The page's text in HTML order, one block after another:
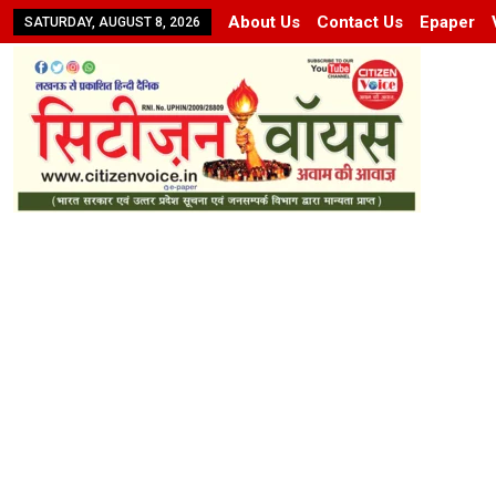
SATURDAY, AUGUST 8, 2026 About Us Contact Us Epaper